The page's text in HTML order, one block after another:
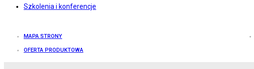
Szkolenia i konferencje
MAPA STRONY
OFERTA PRODUKTOWA